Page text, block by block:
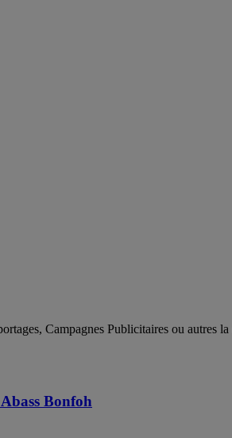
Campagnes Publicitaires ou autres
Bonfoh